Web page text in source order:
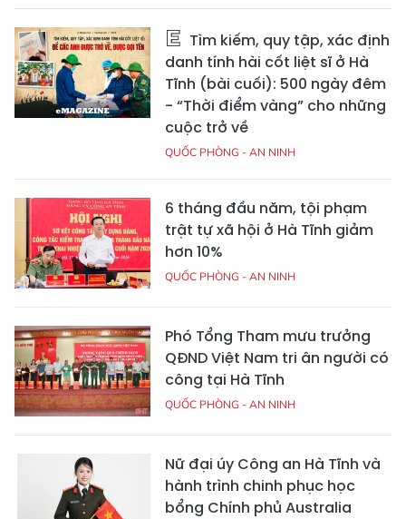
Tìm kiếm, quy tập, xác định
danh tính hài cốt liệt sĩ ở Hà
Tĩnh (bài cuối): 500 ngày đêm
- “Thời điểm vàng” cho những
cuộc trở về
QUỐC PHÒNG - AN NINH
6 tháng đầu năm, tội phạm
trật tự xã hội ở Hà Tĩnh giảm
hơn 10%
QUỐC PHÒNG - AN NINH
Phó Tổng Tham mưu trưởng
QĐND Việt Nam tri ân người có
công tại Hà Tĩnh
QUỐC PHÒNG - AN NINH
Nữ đại úy Công an Hà Tĩnh và
hành trình chinh phục học
bổng Chính phủ Australia